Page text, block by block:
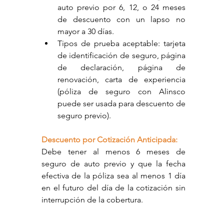
auto previo por 6, 12, o 24 meses
de descuento con un lapso no
mayor a 30 días.
Tipos de prueba aceptable: tarjeta
de identificación de seguro, página
de declaración, página de
renovación, carta de experiencia
(póliza de seguro con Alinsco
puede ser usada para descuento de
seguro previo).
Descuento por Cotización Anticipada:
Debe tener al menos 6 meses de
seguro de auto previo y que la fecha
efectiva de la póliza sea al menos 1 día
en el futuro del día de la cotización sin
interrupción de la cobertura.